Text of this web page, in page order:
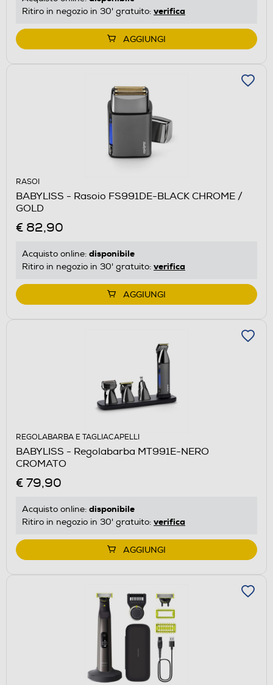
Ritiro in negozio in 30' gratuito: verifica
AGGIUNGI
RASOI
BABYLISS - Rasoio FS991DE-BLACK CHROME /
GOLD
€ 82,90
Acquisto online: disponibile
Ritiro in negozio in 30' gratuito: verifica
AGGIUNGI
REGOLABARBA E TAGLIACAPELLI
BABYLISS - Regolabarba MT991E-NERO
CROMATO
€ 79,90
Acquisto online: disponibile
Ritiro in negozio in 30' gratuito: verifica
AGGIUNGI